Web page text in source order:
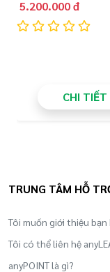
quyền tác giả
Bộ Văn Hóa,
Công nghệ cấp.
trẻ em (3 tháng)
5.200.000 đ
CHI TIẾT
TRUNG TÂM HỖ
Tôi muốn giới thiệu
Tôi có thể liên hệ
anyPOINT là gì?